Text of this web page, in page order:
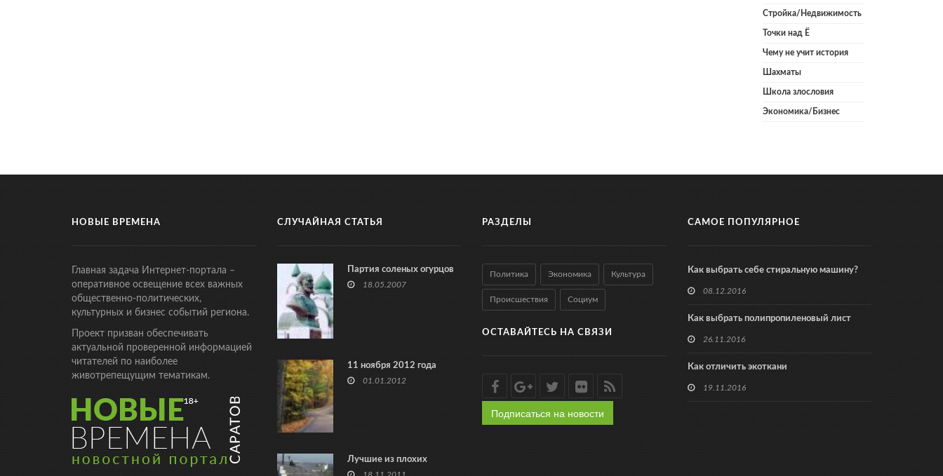
Стройка/Недвижимость
Точки над Ё
Чему не учит история
Шахматы
Школа злословия
Экономика/Бизнес
НОВЫЕ ВРЕМЕНА
Главная задача Интернет-портала –
оперативное освещение всех важных
общественно-политических,
культурных и бизнес событий региона.
Проект призван обеспечивать
актуальной проверенной информацией
читателей по наиболее
животрепещущим тематикам.
СЛУЧАЙНАЯ СТАТЬЯ
Партия соленых огурцов
18.05.2007
11 ноября 2012 года
01.01.2012
Лучшие из плохих
РАЗДЕЛЫ
Политика Экономика Культура
Происшествия Социум
ОСТАВАЙТЕСЬ НА СВЯЗИ
Подписаться на новости
САМОЕ ПОПУЛЯРНОЕ
Как выбрать себе стиральную машину?
08.12.2016
Как выбрать полипропиленовый лист
26.11.2016
Как отличить экоткани
19.11.2016